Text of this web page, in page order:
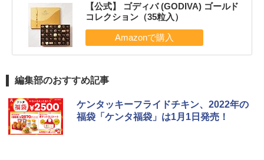
【公式】 ゴディバ (GODIVA) ゴールド
コレクション（35粒入）
編集部のおすすめ記事
ケンタッキーフライドチキン、2022年の
福袋「ケンタ福袋」は1月1日発売！